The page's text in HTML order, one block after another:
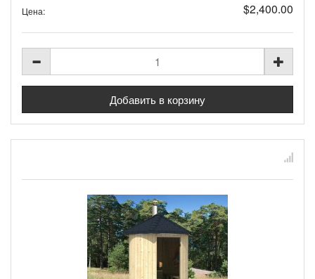
Цена: $2,400.00